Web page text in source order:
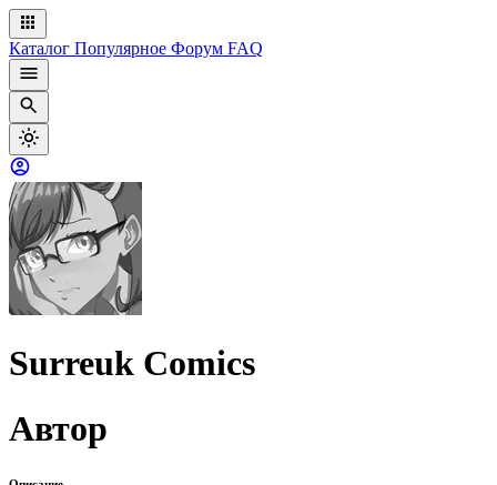
Каталог Популярное Форум FAQ
Surreuk Comics
Автор